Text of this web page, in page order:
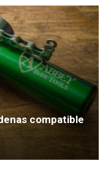
compatible